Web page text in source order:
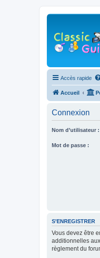
Accès rapide
Accueil
Connexion
Nom d’utilisateur :
Mot de passe :
S’ENREGISTRER
Vous devez être
additionnelles
règlement du